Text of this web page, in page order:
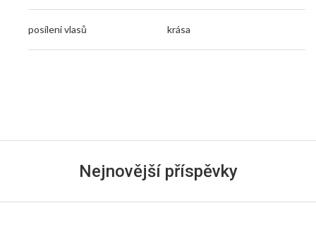
posílení vlasů krása
Nejnovější příspěvky